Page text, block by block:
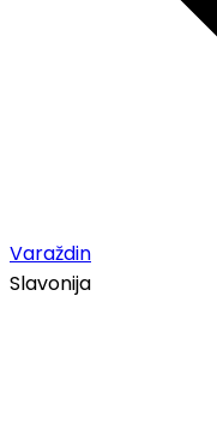
Varaždin
Slavonija